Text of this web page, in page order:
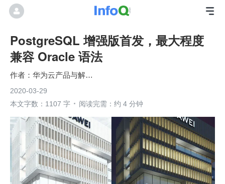
PostgreSQL 增强版首发，最大程度
兼容 Oracle 语法
华为云产品与解决方案
2020-03-29
本文字数：1107 字
阅读完需：约 4 分钟